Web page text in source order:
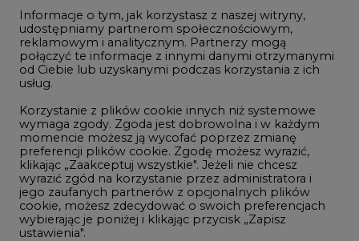
Gospodarka
Geopolityka
LTE450
Innowacje i AI
Telekomunikacja i IT
Handel emisjami CO2
Wodór
Górnictwo
Informacje o tym, jak korzystasz z naszej witryny,
udostępniamy partnerom społecznościowym,
reklamowym i analitycznym. Partnerzy mogą
połączyć te informacje z innymi danymi otrzymanymi
od Ciebie lub uzyskanymi podczas korzystania z ich
usług.
Korzystanie z plików cookie innych niż systemowe
wymaga zgody. Zgoda jest dobrowolna i w każdym
momencie możesz ją wycofać poprzez zmianę
preferencji plików cookie. Zgodę możesz wyrazić,
klikając „Zaakceptuj wszystkie". Jeżeli nie chcesz
wyrazić zgód na korzystanie przez administratora i
jego zaufanych partnerów z opcjonalnych plików
cookie, możesz zdecydować o swoich preferencjach
wybierając je poniżej i klikając przycisk „Zapisz
ustawienia".